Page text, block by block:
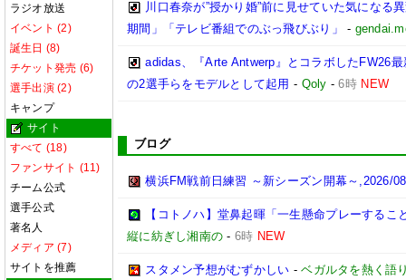
ラジオ放送
イベント (2)
誕生日 (8)
チケット発売 (6)
選手出演 (2)
キャンプ
サイト
すべて (18)
ファンサイト (11)
チーム公式
選手公式
著名人
メディア (7)
サイトを推薦
川口春奈が”授かり婚”前に見せていた気になる
期間」「テレビ番組でのぶっ飛びぶり」
-
adidas、『Arte Antwerp』とコラボしたFW26
の2選手らをモデルとして起用 - Qoly -6時 NEW
ブログ
横浜FM戦前日練習 ～新シーズン開幕～,2026/
【コトノハ】堂鼻起暉「一生懸命プレーする
縦に紡ぎし湘南の - 6時 NEW
スタメン予想がむずかしい -ベガルタを熱く語